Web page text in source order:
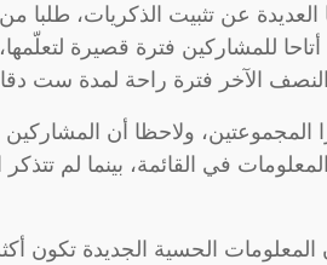
العديدة عن تثبيت الذكريات،
للمشاركين فترة قصيرة
النصف الآخر فترة راحة لمدة ست
المجموعتين، ولاحظا أن
الحسية الجديدة تكون